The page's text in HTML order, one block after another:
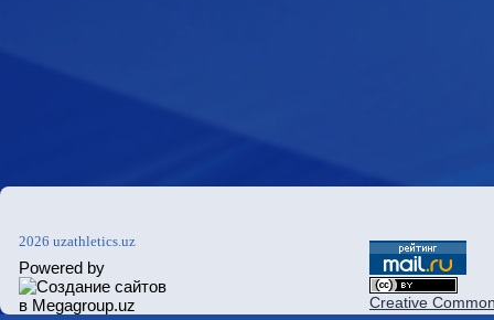
2026 uzathletics.uz
Powered by
Creative